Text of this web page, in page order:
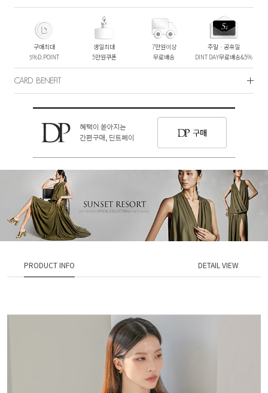
구매최대
5%D.POINT
생일최대
5만원쿠폰
7만원이상
무료배송
주말ㆍ공휴일
DINT DAY무료배송&5%
CARD BENEFIT
PRODUCT INFO DETAIL VIEW